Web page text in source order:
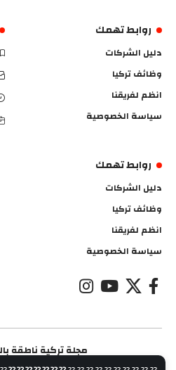
روابط تهمك
دليل الشركات
وظائف تركيا
انظم لفريقنا
سياسة الخصوصية
روابط تهمك
دليل الشركات
وظائف تركيا
انظم لفريقنا
سياسة الخصوصية
مجلة تركية ناطقة